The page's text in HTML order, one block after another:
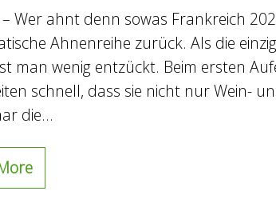
Wer ahnt denn sowas Frankreich
Ahnenreihe zurück. Als die
man wenig entzückt. Beim ersten
schnell, dass sie nicht nur Wein-
die…